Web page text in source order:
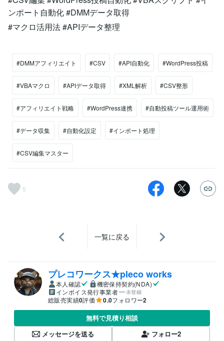
ンポート自動化 #DMMデータ取得
#マクロ活用法 #APIデータ整理
#DMMアフィリエイト #CSV #API自動化 #WordPress投稿
#VBAマクロ #APIデータ取得 #XML解析 #CSV整形
#アフィリエイト戦略 #WordPress連携 #自動投稿ツール運用術
#データ収集 #自動化設定 #インポート処理
#CSV編集マスター
5
一覧に戻る
プレコワークス★pleco works
本人確認
機密保持契約(NDA)
インボイス発行事業者
未登録
総販売実績0評価 0.0フォロワー2
無料で見積り相談
メッセージを送る
フォロー2